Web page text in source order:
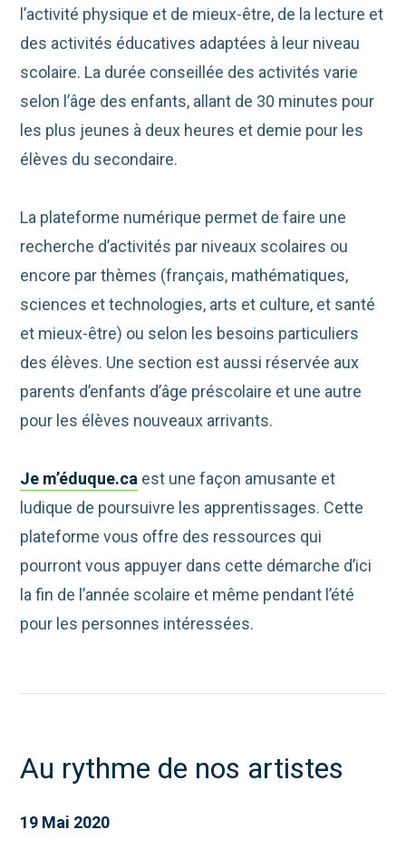
l’activité physique et de mieux-être, de la lecture et
des activités éducatives adaptées à leur niveau
scolaire. La durée conseillée des activités varie
selon l’âge des enfants, allant de 30 minutes pour
les plus jeunes à deux heures et demie pour les
élèves du secondaire.
La plateforme numérique permet de faire une
recherche d’activités par niveaux scolaires ou
encore par thèmes (français, mathématiques,
sciences et technologies, arts et culture, et santé
et mieux-être) ou selon les besoins particuliers
des élèves. Une section est aussi réservée aux
parents d’enfants d’âge préscolaire et une autre
pour les élèves nouveaux arrivants.
Je m’éduque.ca est une façon amusante et
ludique de poursuivre les apprentissages. Cette
plateforme vous offre des ressources qui
pourront vous appuyer dans cette démarche d’ici
la fin de l’année scolaire et même pendant l’été
pour les personnes intéressées.
Au rythme de nos artistes
19 Mai 2020